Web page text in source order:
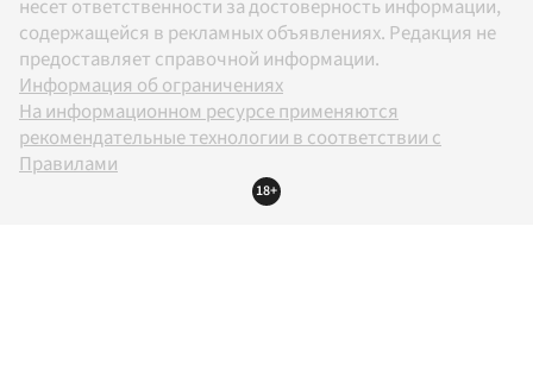
несет ответственности за достоверность информации,
содержащейся в рекламных объявлениях. Редакция не
предоставляет справочной информации.
Информация об ограничениях
На информационном ресурсе применяются
рекомендательные технологии в соответствии с
Правилами
18+